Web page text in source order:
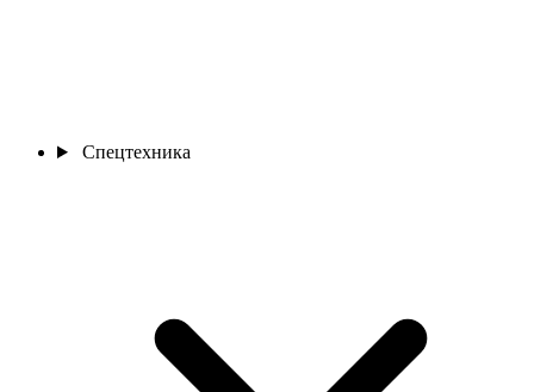
Спецтехника